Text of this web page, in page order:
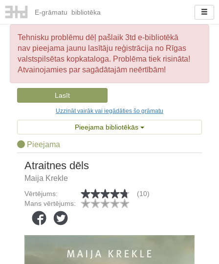
E-grāmatu bibliotēka
Tehnisku problēmu dēļ pašlaik 3td e-bibliotēkā
nav pieejama jaunu lasītāju reģistrācija no Rīgas
valstspilsētas kopkataloga. Problēma tiek risināta!
Atvainojamies par sagādātajām neērtībām!
Lasīt
Uzzināt vairāk vai iegādāties šo grāmatu
Pieejama bibliotēkās
Pieejama
Atraitnes dēls
Maija Krekle
Vērtējums:
(10)
Mans vērtējums: